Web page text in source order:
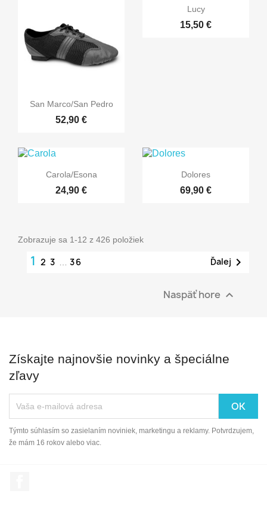
 Rýchly náhľad
San Marco/San Pedro
52,90 €
Rýchly náhľad
Lucy
15,50 €
Rýchly náhľad
Carola/Esona
24,90 €
Rýchly náhľad
Dolores
69,90 €
Zobrazuje sa 1-12 z 426 položiek
1 2 3 … 36 Ďalej 
Naspäť hore 
Získajte najnovšie novinky a špeciálne
zľavy
Týmto súhlasím so zasielaním noviniek, marketingu a reklamy. Potvrdzujem,
že mám 16 rokov alebo viac.